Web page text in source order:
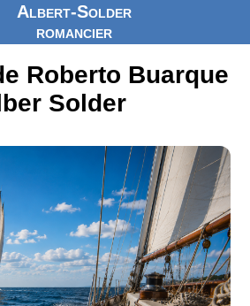
Albert-Solder
romancier
Roberto Buarque
Solder